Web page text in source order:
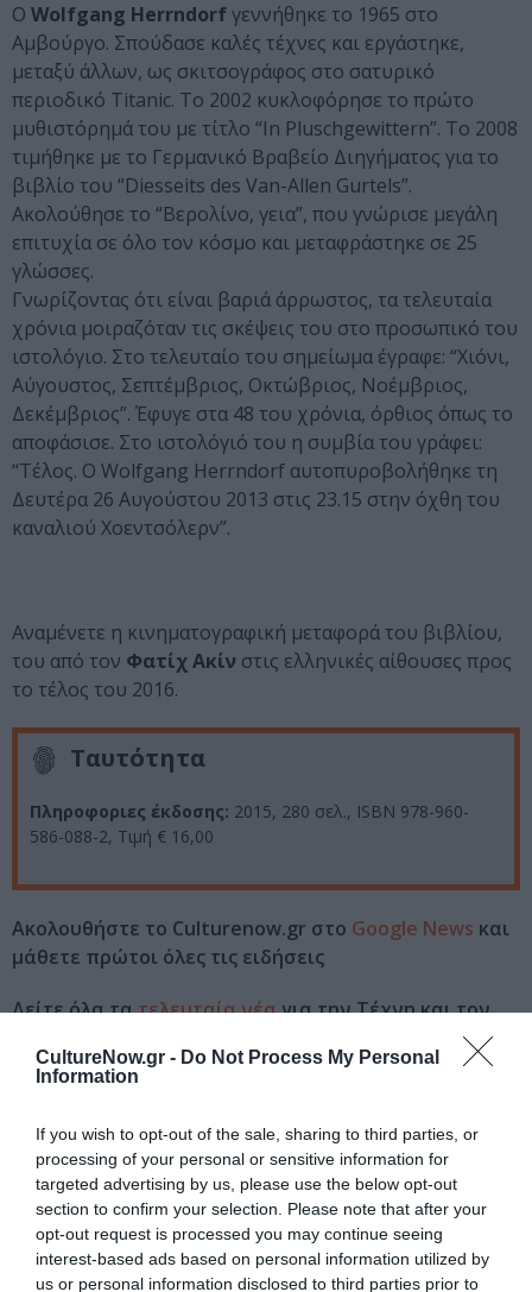
CultureNow.gr - Do Not Process My Personal
Information
If you wish to opt-out of the sale, sharing to third parties, or
processing of your personal or sensitive information for
targeted advertising by us, please use the below opt-out
section to confirm your selection. Please note that after your
opt-out request is processed you may continue seeing
interest-based ads based on personal information utilized by
us or personal information disclosed to third parties prior to
Ο Wolfgang Herrndorfγεννήθηκε το 1965 στο
Αμβούργο. Σπούδασε καλές τέχνες και εργάστηκε,
μεταξύ άλλων, ως σκιτσογράφος στο σατυρικό
περιοδικό Titanic. Το 2002 κυκλοφόρησε το πρώτο
μυθιστόρημά του με τίτλο “In Pluschgewittern”. Το 2008
τιμήθηκε με το Γερμανικό Βραβείο Διηγήματος για το
βιβλίο τoυ “Diesseits des Van-Allen Gurtels”.
Ακολούθησε το “Βερολίνο, γεια”, που γνώρισε μεγάλη
επιτυχία σε όλο τον κόσμο και μεταφράστηκε σε 25
γλώσσες.
Γνωρίζοντας ότι είναι βαριά άρρωστος, τα τελευταία
χρόνια μοιραζόταν τις σκέψεις του στο προσωπικό του
ιστολόγιο. Στο τελευταίο του σημείωμα έγραφε: “Χιόνι,
Αύγουστος, Σεπτέμβριος, Οκτώβριος, Νοέμβριος,
Δεκέμβριος”. Έφυγε στα 48 του χρόνια, όρθιος όπως το
αποφάσισε. Στο ιστολόγιό του η συμβία του γράφει:
“Τέλος. Ο Wolfgang Herrndorf αυτοπυροβολήθηκε τη
Δευτέρα 26 Αυγούστου 2013 στις 23.15 στην όχθη του
καναλιού Χοεντσόλερν”.
Αναμένετε η κινηματογραφική μεταφορά του βιβλίου,
του από τον Φατίχ Ακίν στις ελληνικές αίθουσες προς
το τέλος του 2016.
Ταυτότητα
Πληροφοριες έκδοσης: 2015, 280 σελ., ISBN 978-960-
586-088-2, Τιμή € 16,00
Ακολουθήστε το Culturenow.gr στο Google News και
μάθετε πρώτοι όλες τις ειδήσεις
Δείτε όλα τατελευταία νέαγια την Τέχνη και τον
Tags
ΕΚΔΟΣΕΙΣ ΚΡΙΤΙΚΗ
Newsletter